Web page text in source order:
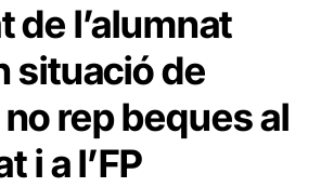
de l’alumnat
situació de
rep beques al
i a l’FP